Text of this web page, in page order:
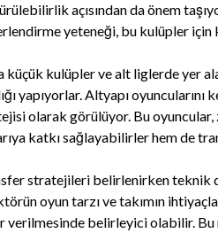
açısından da önem
yeteneği, bu kulüpler
küçük kulüpler ve alt liglerde yer
yapıyorlar. Altyapı
olarak görülüyor. Bu
katkı sağlayabilirler hem de
stratejileri belirlenirken teknik
oyun tarzı ve takımın
verilmesinde belirleyici olabilir.